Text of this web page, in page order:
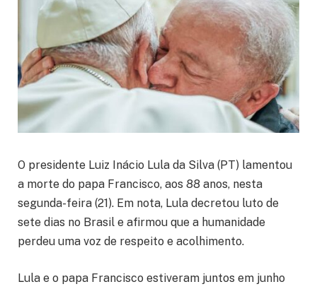
O presidente Luiz Inácio Lula da Silva (PT) lamentou
a morte do papa Francisco, aos 88 anos, nesta
segunda-feira (21). Em nota, Lula decretou luto de
sete dias no Brasil e afirmou que a humanidade
perdeu uma voz de respeito e acolhimento.
Lula e o papa Francisco estiveram juntos em junho